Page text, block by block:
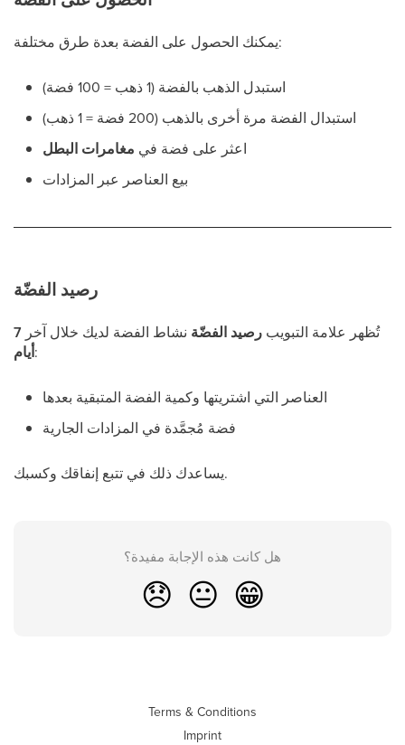
يمكنك الحصول على الفضة بعدة طرق مختلفة:
استبدل الذهب بالفضة (1 ذهب = 100 فضة)
استبدال الفضة مرة أخرى بالذهب (200 فضة = 1 ذهب)
اعثر على فضة في مغامرات البطل
بيع العناصر عبر المزادات
رصيد الفضّة
تُظهر علامة التبويب رصيد الفضّة نشاط الفضة لديك خلال آخر 7
أيام:
العناصر التي اشتريتها وكمية الفضة المتبقية بعدها
فضة مُجمَّدة في المزادات الجارية
يساعدك ذلك في تتبع إنفاقك وكسبك.
هل كانت هذه الإجابة مفيدة؟
😞 😐 😁
Terms & Conditions
Imprint